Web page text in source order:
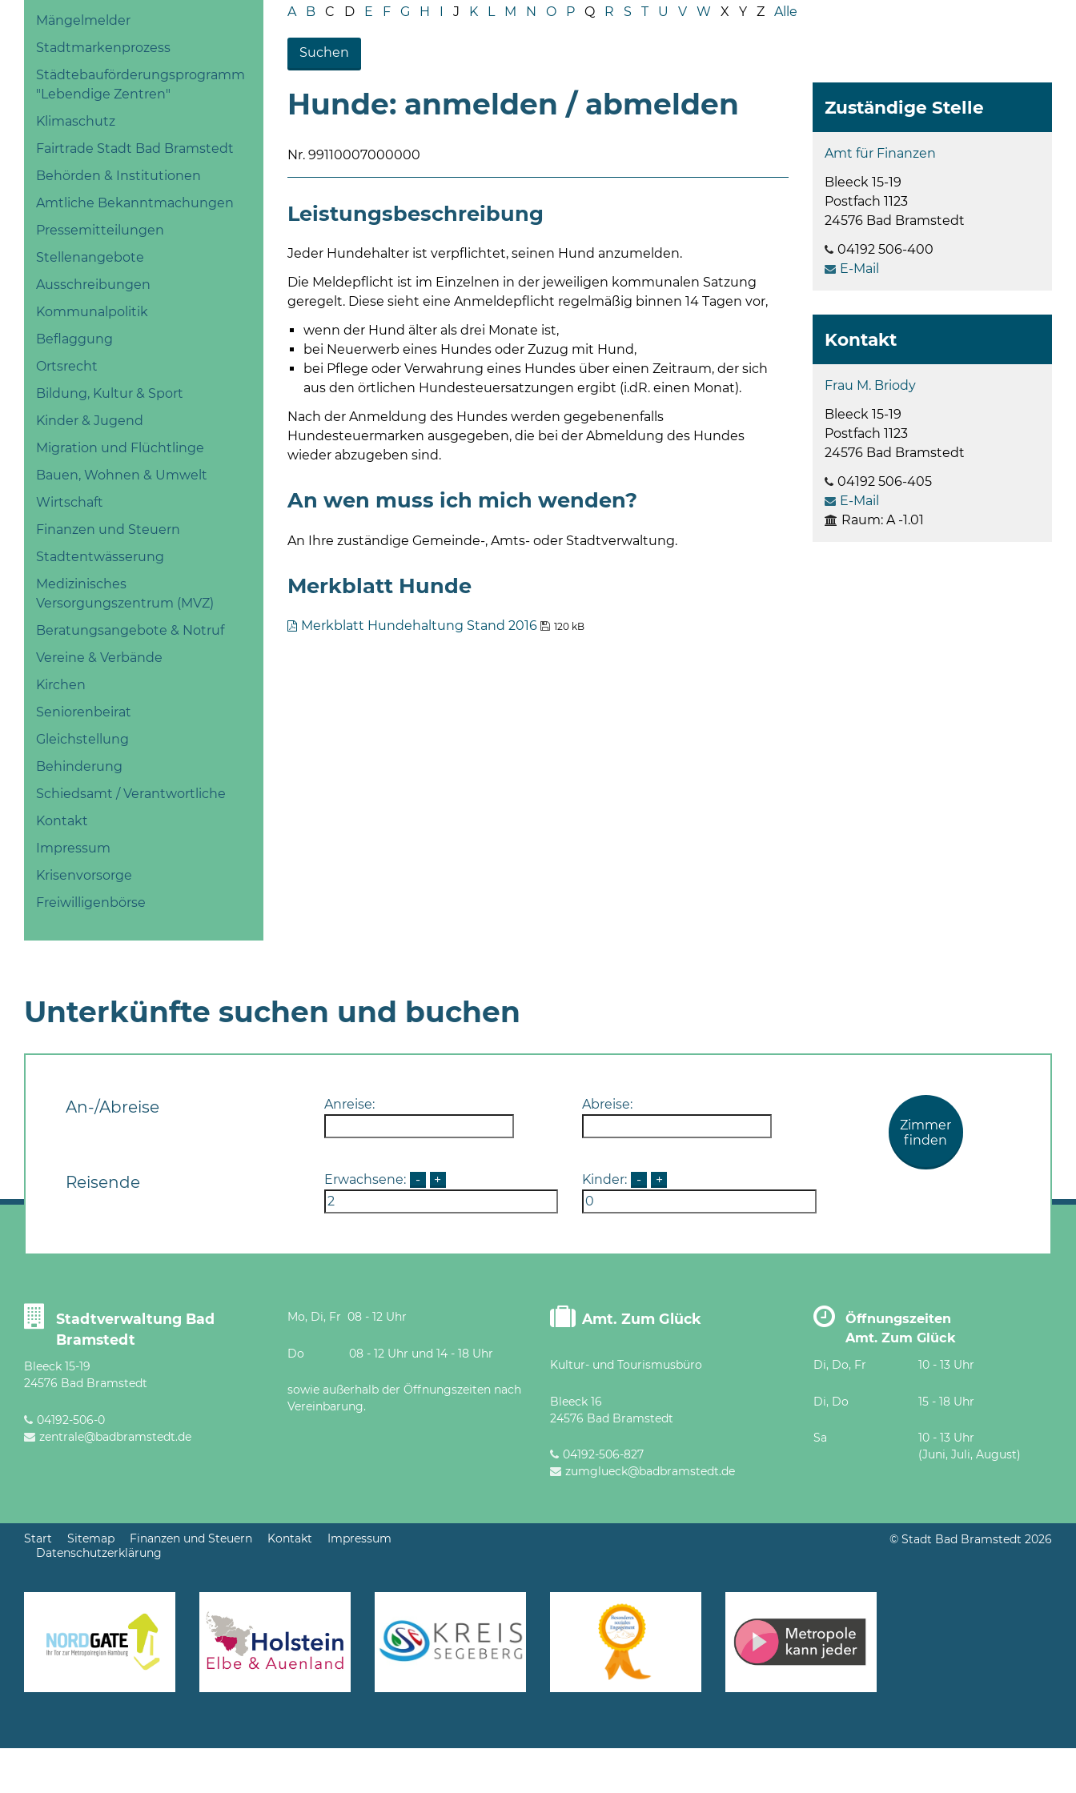
und
18
Mängelmelder
Stadtmarkenprozess
Städtebauförderungsprogramm
"Lebendige Zentren"
Klimaschutz
Fairtrade Stadt Bad Bramstedt
Behörden & Institutionen
Amtliche Bekanntmachungen
Pressemitteilungen
Stellenangebote
Ausschreibungen
Kommunalpolitik
Beflaggung
Ortsrecht
Bildung, Kultur & Sport
Kinder & Jugend
Migration und Flüchtlinge
Bauen, Wohnen & Umwelt
Wirtschaft
Finanzen und Steuern
Stadtentwässerung
Medizinisches
Versorgungszentrum (MVZ)
Beratungsangebote & Notruf
Vereine & Verbände
Kirchen
Seniorenbeirat
Gleichstellung
Behinderung
Schiedsamt / Verantwortliche
Kontakt
Impressum
Krisenvorsorge
Freiwilligenbörse
A B C D E F G H I J K L M N O P Q R S T U V W X Y Z Alle
Hunde: anmelden / abmelden
Nr. 99110007000000
Leistungsbeschreibung
Jeder Hundehalter ist verpflichtet, seinen Hund anzumelden.
Die Meldepflicht ist im Einzelnen in der jeweiligen kommunalen Satzung
geregelt. Diese sieht eine Anmeldepflicht regelmäßig binnen 14 Tagen vor,
wenn der Hund älter als drei Monate ist,
bei Neuerwerb eines Hundes oder Zuzug mit Hund,
bei Pflege oder Verwahrung eines Hundes über einen Zeitraum, der sich
aus den örtlichen Hundesteuersatzungen ergibt (i.dR. einen Monat).
Nach der Anmeldung des Hundes werden gegebenenfalls
Hundesteuermarken ausgegeben, die bei der Abmeldung des Hundes
wieder abzugeben sind.
An wen muss ich mich wenden?
An Ihre zuständige Gemeinde-, Amts- oder Stadtverwaltung.
Merkblatt Hunde
Merkblatt Hundehaltung Stand 2016 120 kB
Zuständige Stelle
Amt für Finanzen
Bleeck 15-19
Postfach 1123
24576 Bad Bramstedt
04192 506-400
E-Mail
Kontakt
Frau M. Briody
Bleeck 15-19
Postfach 1123
24576 Bad Bramstedt
04192 506-405
E-Mail
Raum: A -1.01
Unterkünfte suchen und buchen
An-/Abreise Anreise: Abreise:
Reisende Erwachsene: - + Kinder: - +
Zimmer
finden
Stadtverwaltung Bad
Bramstedt
Bleeck 15-19
24576 Bad Bramstedt
04192-506-0
zentrale@badbramstedt.de
Mo, Di, Fr 08 - 12 Uhr
Do 08 - 12 Uhr und 14 - 18 Uhr
sowie außerhalb der Öffnungszeiten nach
Vereinbarung.
Amt. Zum Glück
Kultur- und Tourismusbüro
Bleeck 16
24576 Bad Bramstedt
04192-506-827
zumglueck@badbramstedt.de
Öffnungszeiten
Amt. Zum Glück
Di, Do, Fr 10 - 13 Uhr
Di, Do 15 - 18 Uhr
Sa
10 - 13 Uhr
(Juni, Juli, August)
Start Sitemap Finanzen und Steuern Kontakt
Impressum
Datenschutzerklärung
© Stadt Bad Bramstedt 2026